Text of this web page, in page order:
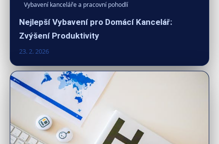
Vybavení kanceláře a pracovní pohodlí
Nejlepší Vybavení pro Domácí Kancelář:
Zvýšení Produktivity
23. 2. 2026